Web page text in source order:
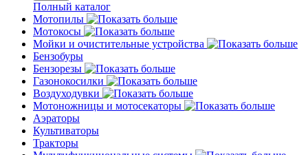
Полный каталог
Мотопилы
Мотокосы
Мойки и очистительные устройства
Бензобуры
Бензорезы
Газонокосилки
Воздуходувки
Мотоножницы и мотосекаторы
Аэраторы
Культиваторы
Тракторы